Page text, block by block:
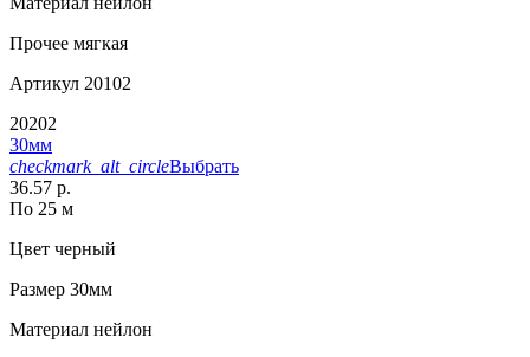
Прочее мягкая
Артикул 20102
20202
30мм
checkmark_alt_circleВыбрать
36.57 р.
По 25 м
Цвет черный
Размер 30мм
Материал нейлон